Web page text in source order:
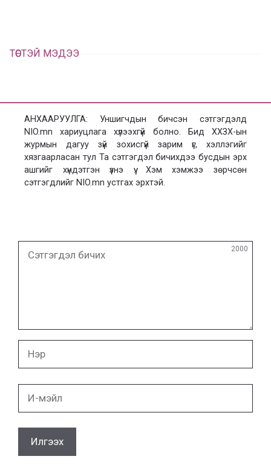
ТӨСТЭЙ МЭДЭЭ
АНХААРУУЛГА: Уншигчдын бичсэн сэтгэгдэлд
NIO.mn хариуцлага хүлээхгүй болно. Бид ХХЗХ-ын
журмын дагуу зүй зохисгүй зарим үг, хэллэгийг
хязгаарласан тул Та сэтгэгдэл бичихдээ бусдын эрх
ашгийг хүндэтгэн үзнэ үү. Хэм хэмжээ зөрчсөн
сэтгэгдлийг NIO.mn устгах эрхтэй.
2000
мэйл